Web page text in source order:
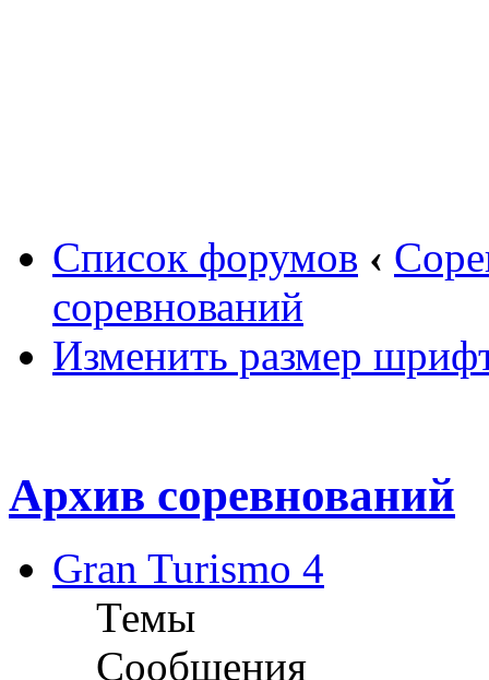
Список форумов ‹
соревнований
Изменить размер
Архив соревнований
Gran Turismo 4
Темы
Сообщения